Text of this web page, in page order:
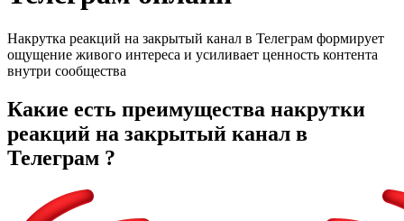
Накрутка реакций на закрытый канал в Телеграм формирует
ощущение живого интереса и усиливает ценность контента
внутри сообщества
Какие есть преимущества накрутки
реакций на закрытый канал в
Телеграм ?